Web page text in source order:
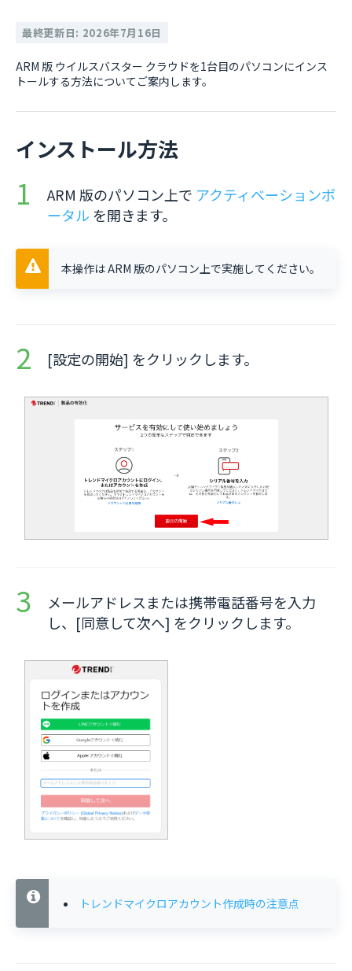
最終更新日: 2026年7月16日
ARM 版 ウイルスバスター クラウドを1台目のパソコンにインス
トールする方法についてご案内します。
インストール方法
ARM 版のパソコン上で アクティベーションポ
ータル を開きます。
本操作は ARM 版のパソコン上で実施してください。
[設定の開始] をクリックします。
メールアドレスまたは携帯電話番号を入力
し、[同意して次へ] をクリックします。
トレンドマイクロアカウント作成時の注意点